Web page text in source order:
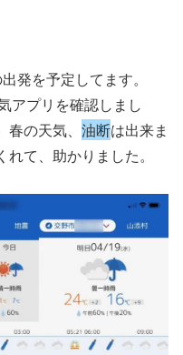
発を予定してます。
アプリを確認しまし
の天気、 油断は出来ま
て、助かりました。